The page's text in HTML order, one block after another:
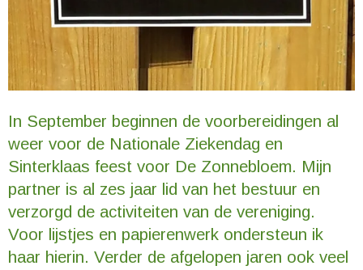
In September beginnen de voorbereidingen al
weer voor de Nationale Ziekendag en
Sinterklaas feest voor De Zonnebloem. Mijn
partner is al zes jaar lid van het bestuur en
verzorgd de activiteiten van de vereniging.
Voor lijstjes en papierenwerk ondersteun ik
haar hierin. Verder de afgelopen jaren ook veel